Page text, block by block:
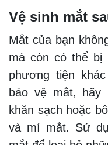
Vệ sinh mắt
Mắt của bạn
mà còn có thể bị
phương tiện
bảo vệ mắt,
khăn sạch hoặc
và mí mắt. Sử